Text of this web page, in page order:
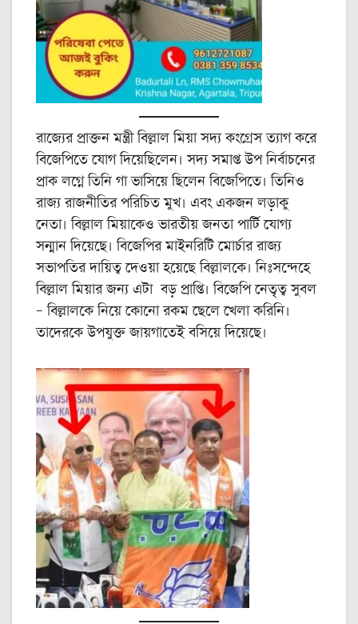
রাজ্যের প্রাক্তন মন্ত্রী বিল্লাল মিয়া সদ্য কংগ্রেস ত্যাগ করে
বিজেপিতে যোগ দিয়েছিলেন। সদ্য সমাপ্ত উপ নির্বাচনের
প্রাক লগ্নে তিনি গা ভাসিয়ে ছিলেন বিজেপিতে। তিনিও
রাজ্য রাজনীতির পরিচিত মুখ। এবং একজন লড়াকু
নেতা। বিল্লাল মিয়াকেও ভারতীয় জনতা পার্টি যোগ্য
সন্মান দিয়েছে। বিজেপির মাইনরিটি মোর্চার রাজ্য
সভাপতির দায়িত্ব দেওয়া হয়েছে বিল্লালকে। নিঃসন্দেহে
বিল্লাল মিয়ার জন্য এটা বড় প্রাপ্তি। বিজেপি নেতৃত্ব সুবল
– বিল্লালকে নিয়ে কোনো রকম ছেলে খেলা করিনি।
তাদেরকে উপযুক্ত জায়গাতেই বসিয়ে দিয়েছে।